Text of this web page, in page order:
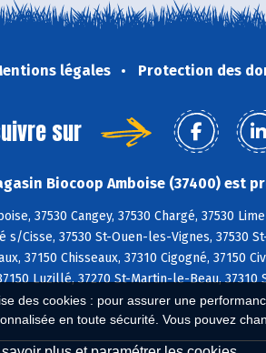
des cookies : pour assurer une
en toute sécurité. Vous pouvez
légales Protection des
sur
Biocoop Amboise (37400) est
37530 Cangey, 37530 Chargé, 37530
s/Cisse, 37530 St-Ouen-les-Vignes, 37530
37150 Chisseaux, 37310 Cigogné, 37150
Luzillé, 37270 St-Martin-le-Beau,